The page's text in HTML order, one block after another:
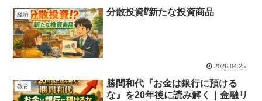
経済 分散投資⁉新たな投資商品
2026.04.25
教育
勝間和代『お金は銀行に預ける
な』を20年後に読み解く｜金融リ